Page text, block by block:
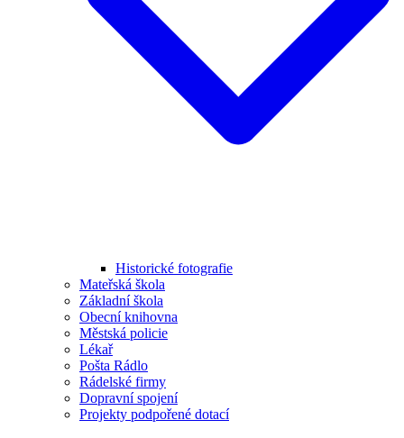
Historické fotografie
Mateřská škola
Základní škola
Obecní knihovna
Městská policie
Lékař
Pošta Rádlo
Rádelské firmy
Dopravní spojení
Projekty podpořené dotací